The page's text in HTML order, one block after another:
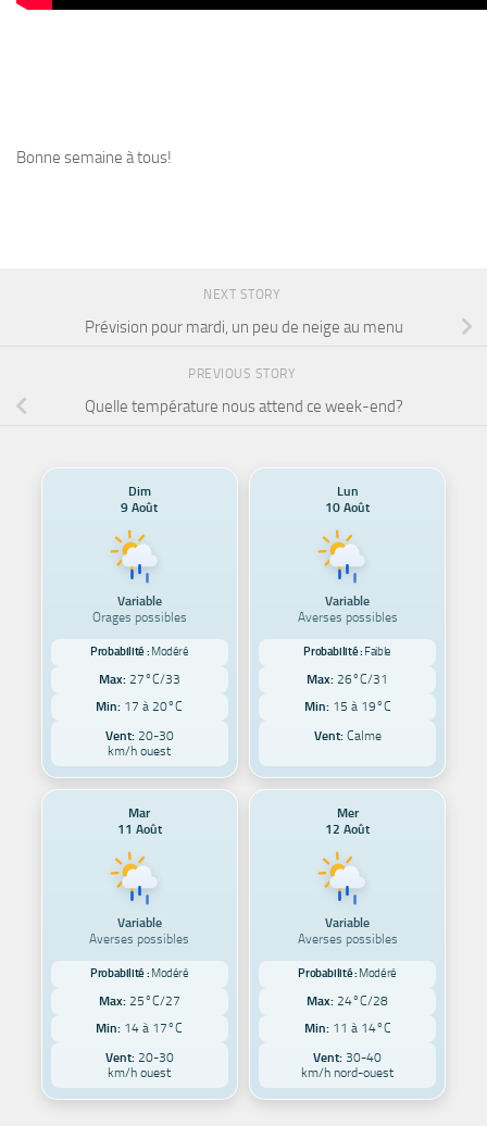
Bonne semaine à tous!
NEXT STORY
Prévision pour mardi, un peu de neige au menu
PREVIOUS STORY
Quelle température nous attend ce week-end?
Dim
9 Août
Variable
Orages possibles
Probabilité : Modéré
Max: 27°C/33
Min: 17 à 20°C
Vent:20-30
km/h ouest
Lun
10 Août
Variable
Averses possibles
Probabilité : Faible
Max: 26°C/31
Min: 15 à 19°C
Vent:Calme
Mar
11 Août
Variable
Averses possibles
Probabilité : Modéré
Max: 25°C/27
Min: 14 à 17°C
Vent:20-30
km/h ouest
Mer
12 Août
Variable
Averses possibles
Probabilité : Modéré
Max: 24°C/28
Min: 11 à 14°C
Vent: 30-40
km/h nord-ouest